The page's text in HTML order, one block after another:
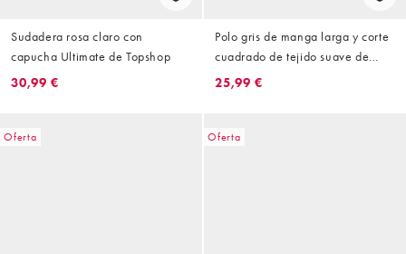
Sudadera rosa claro con
capucha Ultimate de Topshop
30,99 €
Polo gris de manga larga y corte
cuadrado de tejido suave de
Topshop (parte de un conjunto)
25,99 €
Oferta Oferta